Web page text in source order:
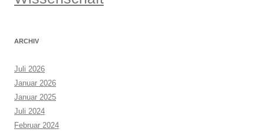
ARCHIV
Juli 2026
Januar 2026
Januar 2025
Juli 2024
Februar 2024